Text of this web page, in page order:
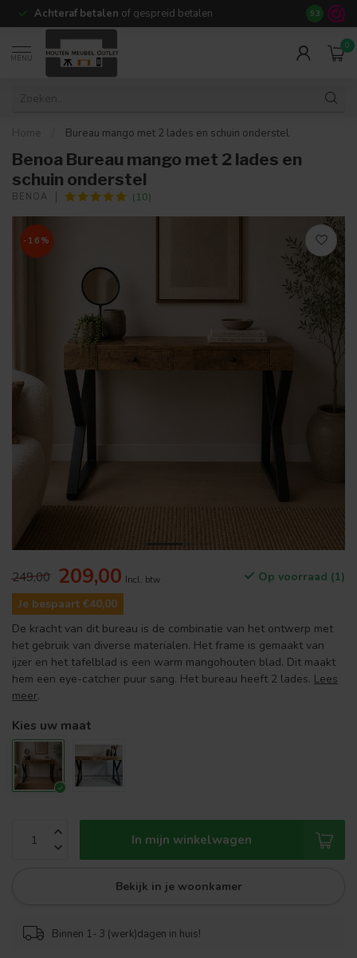
Achteraf betalen of gespreid betalen 14 dagen
9.3
MENU
0
Home Bureau mango met 2 lades en schuin onderstel
Benoa Bureau mango met 2 lades en
schuin onderstel
BENOA (10)
-16%
249,00 209,00 Incl. btw
Op voorraad (1)
Je bespaart €40,00
De kracht van dit bureau is de combinatie van het ontwerp met
het gebruik van diverse materialen. Het frame is gemaakt van
ijzer en het tafelblad is een warm mangohouten blad. Dit maakt
hem een eye-catcher puur sang. Het bureau heeft 2 lades. Lees
meer.
Kies uw maat
In mijn winkelwagen
Bekijk in je woonkamer
Binnen 1- 3 (werk)dagen in huis!